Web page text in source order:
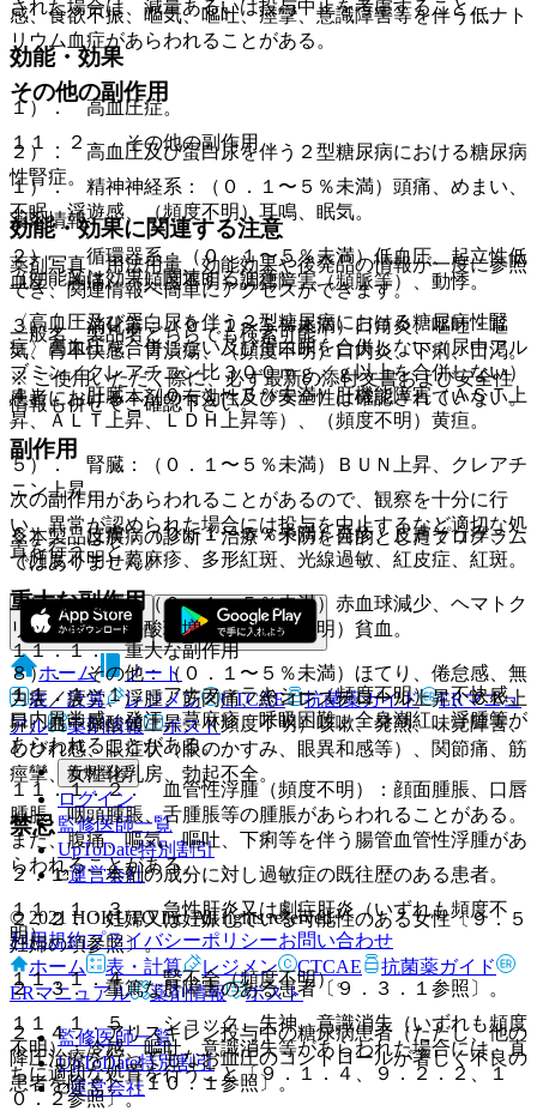
感、食欲不振、嘔気、嘔吐、痙攣、意識障害等を伴う低ナト
リウム血症があらわれることがある。
その他の副作用
１１．２． その他の副作用
１）． 精神神経系：（０．１〜５％未満）頭痛、めまい、
不眠、浮遊感、（頻度不明）耳鳴、眠気。
２）． 循環器系：（０．１〜５％未満）低血圧、起立性低
血圧、胸痛、（頻度不明）調律障害（頻脈等）、動悸。
３）． 消化器：（０．１〜５％未満）口角炎、嘔吐・嘔
気、胃不快感、胃潰瘍、（頻度不明）口内炎、下痢、口渇。
４）． 肝臓：（０．１〜５％未満）肝機能障害（ＡＳＴ上
昇、ＡＬＴ上昇、ＬＤＨ上昇等）、（頻度不明）黄疸。
５）． 腎臓：（０．１〜５％未満）ＢＵＮ上昇、クレアチ
ニン上昇。
６）． 皮膚：（０．１〜５％未満）発疹、皮膚そう痒、
（頻度不明）蕁麻疹、多形紅斑、光線過敏、紅皮症、紅斑。
７）． 血液：（０．１〜５％未満）赤血球減少、ヘマトク
リット低下、好酸球増多、（頻度不明）貧血。
８）． その他：（０．１〜５％未満）ほてり、倦怠感、無
力症／疲労、浮腫、筋肉痛、総コレステロール上昇、ＣＫ上
昇、血中尿酸値上昇、（頻度不明）咳嗽、発熱、味覚障害、
しびれ感、眼症状（眼のかすみ、眼異和感等）、関節痛、筋
痙攣、女性化乳房、勃起不全。
禁忌
２．１． 本剤の成分に対し過敏症の既往歴のある患者。
２．２． 妊婦又は妊娠している可能性のある女性〔９．５
妊婦の項参照〕。
２．３． 重篤な肝障害のある患者〔９．３．１参照〕。
２．４． アリスキレン投与中の糖尿病患者（ただし、他の
降圧治療を行ってもなお血圧のコントロールが著しく不良の
患者を除く）〔１０．１参照〕。
された場合は、減量あるいは投与中止を考慮すること。
効能・効果
１）． 高血圧症。
２）． 高血圧及び蛋白尿を伴う２型糖尿病における糖尿病
性腎症。
効能・効果に関連する注意
（効能又は効果に関連する注意）
〈高血圧及び蛋白尿を伴う２型糖尿病における糖尿病性腎
症〉高血圧を合併しない及び蛋白尿を合併しない（尿中アル
ブミン／クレアチニン比３００ｍｇ／ｇ以上を合併しない）
患者における本剤の有効性及び安全性は確認されていない。
副作用
次の副作用があらわれることがあるので、観察を十分に行
い、異常が認められた場合には投与を中止するなど適切な処
置を行うこと。
重大な副作用
１１．１． 重大な副作用
１１．１．１． アナフィラキシー（頻度不明）：不快感、
口内異常感、発汗、蕁麻疹、呼吸困難、全身潮紅、浮腫等が
あらわれることがある。
１１．１．２． 血管性浮腫（頻度不明）：顔面腫脹、口唇
腫脹、咽頭腫脹、舌腫脹等の腫脹があらわれることがある。
また、腹痛、嘔気、嘔吐、下痢等を伴う腸管血管性浮腫があ
らわれることがある。
１１．１．３． 急性肝炎又は劇症肝炎（いずれも頻度不
明）。
１１．１．４． 腎不全（頻度不明）。
１１．１．５． ショック、失神、意識消失（いずれも頻度
不明）：冷感、嘔吐、意識消失等があらわれた場合には、直
ちに適切な処置を行うこと〔９．１．４、９．２．２、１
０．２参照〕。
薬剤情報
薬剤写真、用法用量、効能効果や後発品の情報が一度に参照
でき、関連情報へ簡単にアクセスができます。
一般名、製品名どちらでも検索可能！
※ ご使用いただく際に、必ず最新の添付文書および安全性
情報も併せてご確認下さい。
※本製品は疾病の診断・治療・予防を目的としたプログラム
ではありません。
ホーム
ノート
表・計算
レジメン CTCAE 抗菌薬ガイド
ERマニュ
アル
薬剤情報 ポスト
新規登録
ログイン
監修医師一覧
UpToDate特別割引
運営会社
© 2021 HOKUTO Inc. All rights reserved.
利用規約プライバシーポリシーお問い合わせ
ホーム
表・計算 レジメン CTCAE
抗菌薬ガイド
ERマニュアル
薬剤情報 ポスト
監修医師一覧
UpToDate特別割引
運営会社